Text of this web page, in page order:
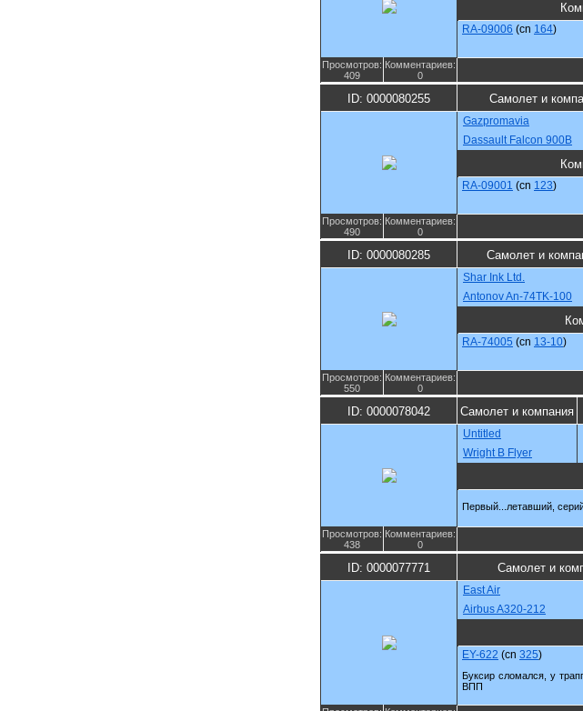
RA-09006 (cn 164)
Просмотров:
409
Комментариев:
0
ID: 0000080255 Самолет и
Gazpromavia
Dassault Falcon 900B
RA-09001 (cn 123)
Просмотров:
490
Комментариев:
0
ID: 0000080285 Самолет и
Shar Ink Ltd.
Antonov An-74TK-100
RA-74005 (cn 13-10)
Просмотров:
550
Комментариев:
0
ID: 0000078042 Самолет и компания
Untitled
Wright B Flyer
Первый...летавший,
Просмотров:
438
Комментариев:
0
ID: 0000077771 Самолет и
East Air
Airbus A320-212
EY-622 (cn 325)
Буксир сломался, у
ВПП